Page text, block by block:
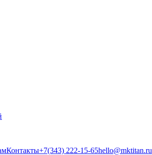
Контакты+7(343) 222-15-65hello@mktitan.ru